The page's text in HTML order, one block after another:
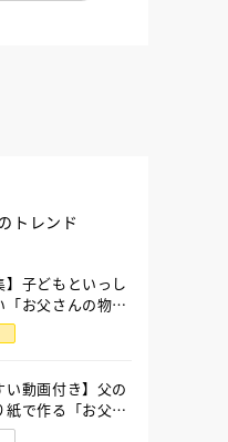
トレンド
】子どもといっし
「お父さんの物
い動画付き】父の
で作る「お父さ
り方